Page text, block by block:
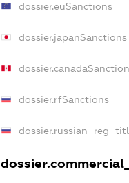
dossier.euSanctions
dossier.japanSanctions
dossier.rfSanctions